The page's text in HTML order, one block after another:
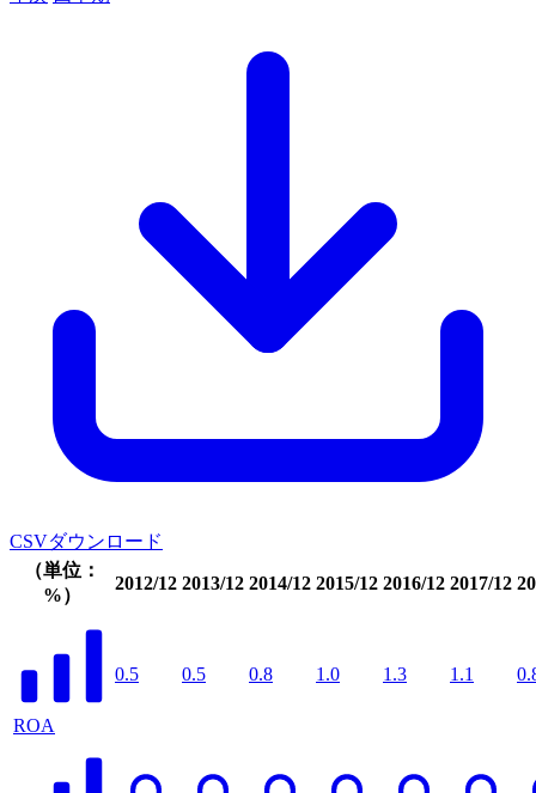
CSVダウンロード
（単位：
%）
2012/12 2013/12 2014/12 2015/12 2016/12 2017/12
ROA
0.5 0.5 0.8 1.0 1.3 1.1